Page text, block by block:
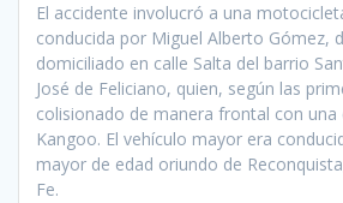
El accidente involucró a una
conducida por Miguel Alberto Gómez,
domiciliado en calle Salta del barrio
José de Feliciano, quien, según las
colisionado de manera frontal con una
Kangoo. El vehículo mayor era
mayor de edad oriundo de
Fe.